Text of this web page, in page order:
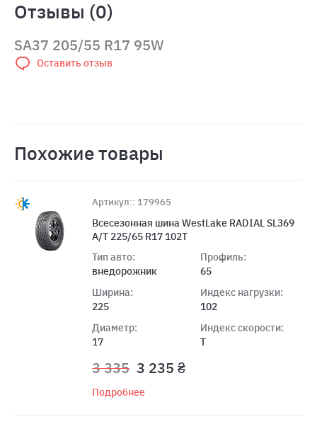
Отзывы (0)
SA37 205/55 R17 95W
Оставить отзыв
Похожие товары
Артикул:: 179965
Всесезонная шина WestLake RADIAL SL369
A/T 225/65 R17 102T
Тип авто:
внедорожник
Ширина:
225
Диаметр:
17
Профиль:
65
Индекс нагрузки:
102
Индекс скорости:
T
3 335 3 235 ₴
Подробнее